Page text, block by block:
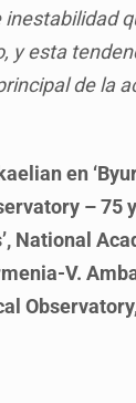
y esta
de la
en
– 75
National
V.